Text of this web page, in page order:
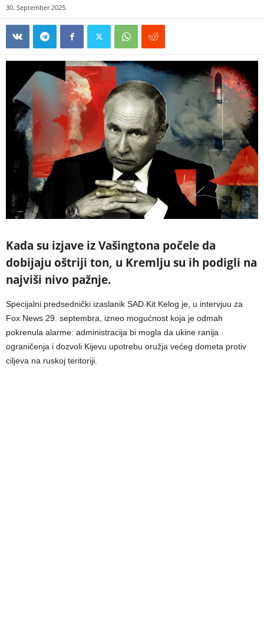
30. September 2025.
Kada su izjave iz Vašingtona počele da
dobijaju oštriji ton, u Kremlju su ih podigli na
najviši nivo pažnje.
Specijalni predsednički izaslanik SAD Kit Kelog je, u intervjuu za
Fox News 29. septembra, izneo mogućnost koja je odmah
pokrenula alarme: administracija bi mogla da ukine ranija
ograničenja i dozvoli Kijevu upotrebu oružja većeg dometa protiv
ciljeva na ruskoj teritoriji.